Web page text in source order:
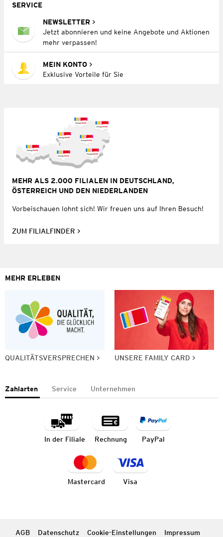
SERVICE
NEWSLETTER
Jetzt abonnieren und keine Angebote und Aktionen
mehr verpassen!
MEIN KONTO
Exklusive Vorteile für Sie
MEHR ALS 2.000 FILIALEN IN DEUTSCHLAND,
ÖSTERREICH UND DEN NIEDERLANDEN
Vorbeischauen lohnt sich! Wir freuen uns auf Ihren Besuch!
ZUM FILIALFINDER
MEHR ERLEBEN
QUALITÄTSVERSPRECHEN UNSERE FAMILY CARD
Zahlarten Service Unternehmen
In der Filiale Rechnung PayPal
Mastercard Visa
AGB Datenschutz Cookie-Einstellungen Impressum